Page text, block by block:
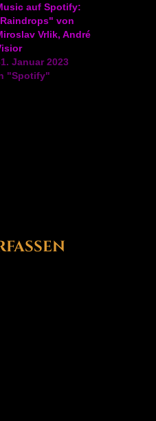
auf Spotify:
von
Vrlik, André
ift.tt/fglDXR8
Januar 2023
"Spotify"